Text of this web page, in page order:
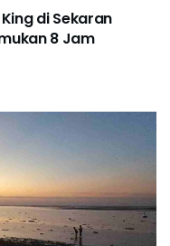
di Sekaran
8 Jam